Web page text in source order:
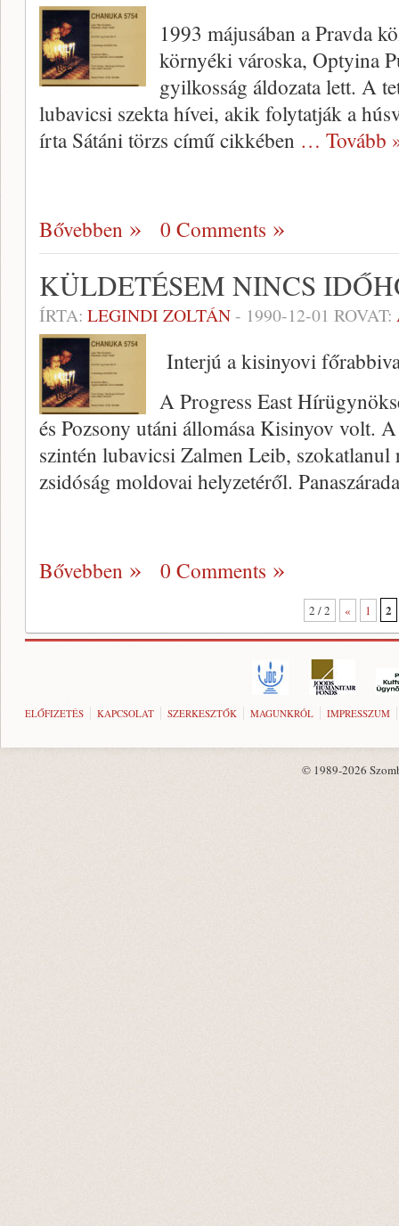
1993 májusában a Pravda
környéki városka, Optyina
gyilkosság áldozata lett. A
lubavicsi szekta hívei, akik folytatják a
írta Sátáni törzs című cikkében … Tovább
Bővebben 0 Comments
KÜLDETÉSEM NINCS
ÍRTA: LEGINDI ZOLTÁN- 1990-12-01 ROVAT:
Interjú a kisinyovi
A Progress East
és Pozsony utáni állomása Kisinyov volt.
szintén lubavicsi Zalmen Leib, szokatlanul
zsidóság moldovai helyzetéről.
Bővebben 0 Comments
2 / 2 « 1 2
ELŐFIZETÉS KAPCSOLAT SZERKESZTŐK MAGUNKRÓL IMPRESSZUM
© 1989-2026